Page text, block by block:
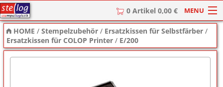
0 Artikel 0,00 € MENU
HOME
Stempel
HOME /Stempelzubehör / Ersatzkissen für Selbstfärber /
Ersatzkissen für COLOP Printer / E/200